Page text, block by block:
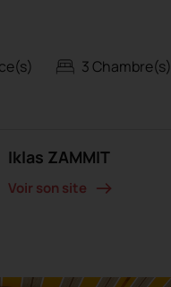
3 Chambre(s)
Iklas ZAMMIT
Voir son site